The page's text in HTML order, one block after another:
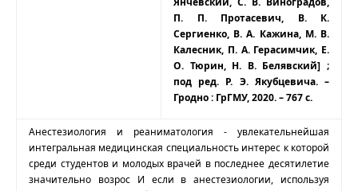
П. П. Протасевич, В. К.
Сергиенко, В. А. Кажина, М. В.
Калесник, П. А. Герасимчик, Е.
О. Тюрин, Н. В. Белявский] ;
под ред. Р. Э. Якубцевича. –
Гродно : ГрГМУ, 2020. – 767 с.
Анестезиология и реаниматология - увлекательнейшая
интегральная медицинская специальность интерес к которой
среди студентов и молодых врачей в последнее десятилетие
значительно возрос И если в анестезиологии, используя